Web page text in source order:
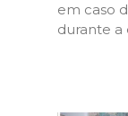
em caso
durante a